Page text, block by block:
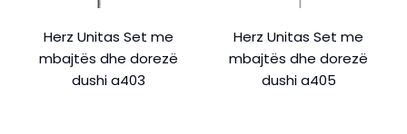
Herz Unitas Set me
mbajtës dhe dorezë
dushi a403
Herz Unitas Set me
mbajtës dhe dorezë
dushi a405